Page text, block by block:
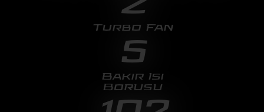
Turbo Fan
5
Bakır Isı
Borusu